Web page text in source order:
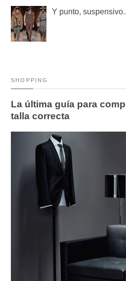
Y punto,
SHOPPING
La última guía para
talla correcta